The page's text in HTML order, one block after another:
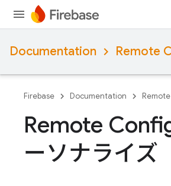
Documentation Remote
Firebase Documentation
Remote
ーソナライズ